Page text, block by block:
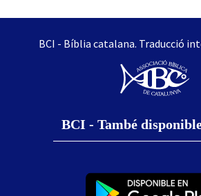
BCI - Bíblia catalana. Traducció
BCI - També